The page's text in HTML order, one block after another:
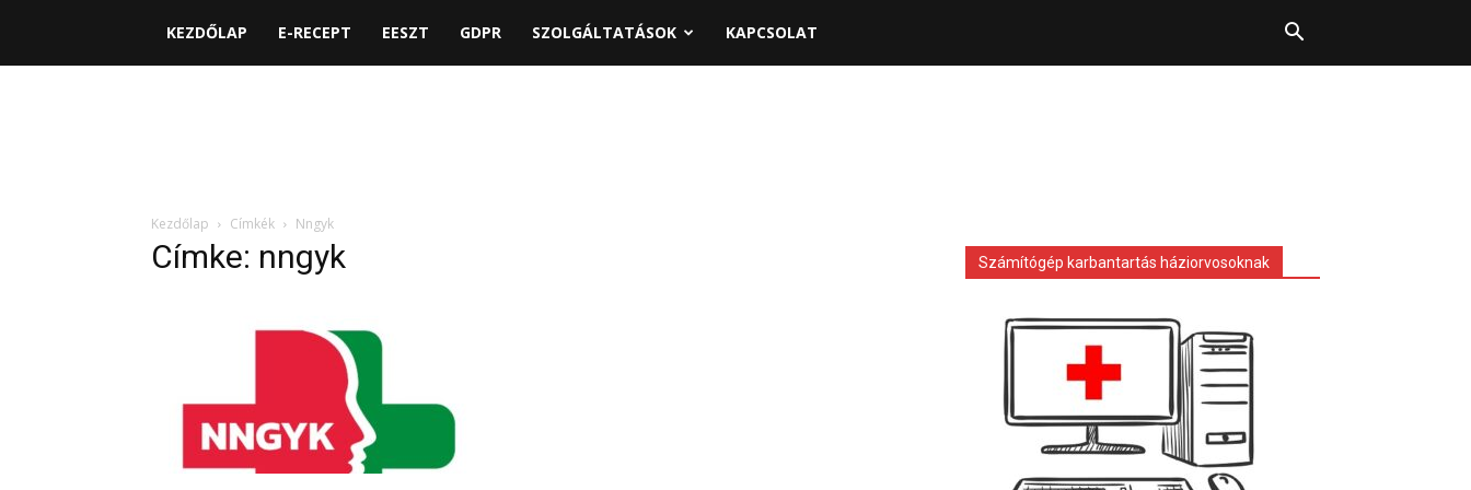
KEZDŐLAP E-RECEPT EESZT GDPR SZOLGÁLTATÁSOK KAPCSOLAT
Kezdőlap Címkék Nngyk
Címke: nngyk Számítógép karbantartás háziorvosoknak